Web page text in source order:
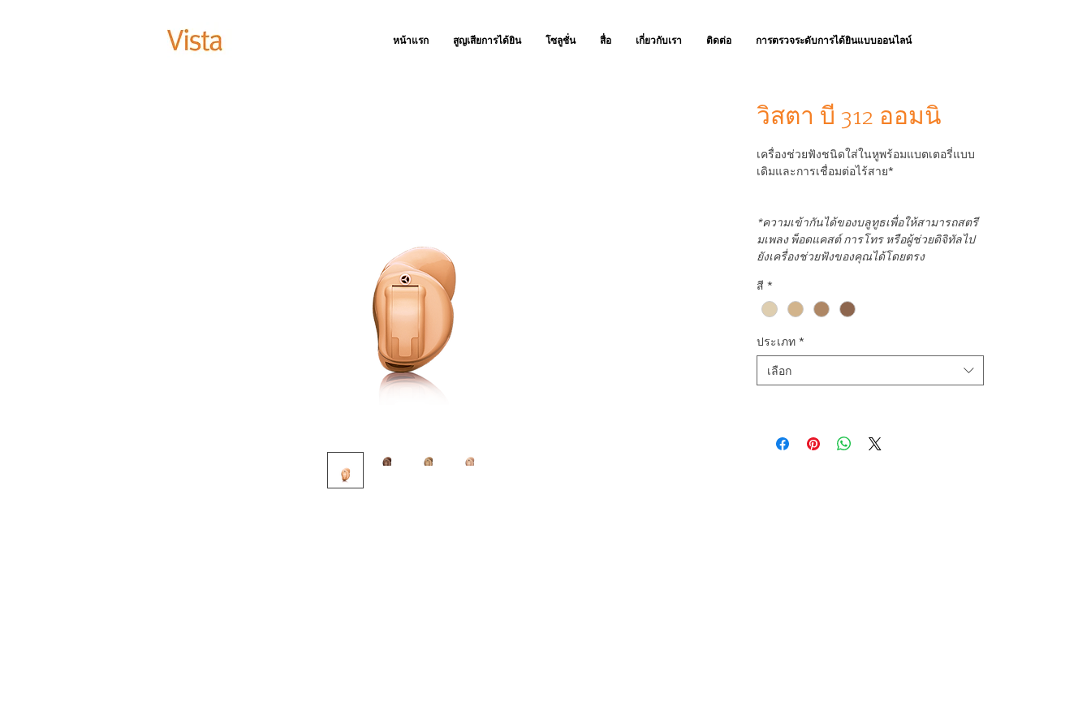
หน้าแรก สูญเสียการได้ยิน โซลูชั่น สื่อ เกี่ยวกับเรา ติดต่อ การตรวจระดับการได้ยินแบบออนไลน์
วิสตา บี 312 ออมนิ
เครื่องช่วยฟังชนิดใส่ในหูพร้อมแบตเตอรี่แบบ
เดิมและการเชื่อมต่อไร้สาย*
*ความเข้ากันได้ของบลูทูธเพื่อให้สามารถสตรี
มเพลง พ็อดแคสต์ การโทร หรือผู้ช่วยดิจิทัลไป
ยังเครื่องช่วยฟังของคุณได้โดยตรง
สี *
ประเภท*
เลือก